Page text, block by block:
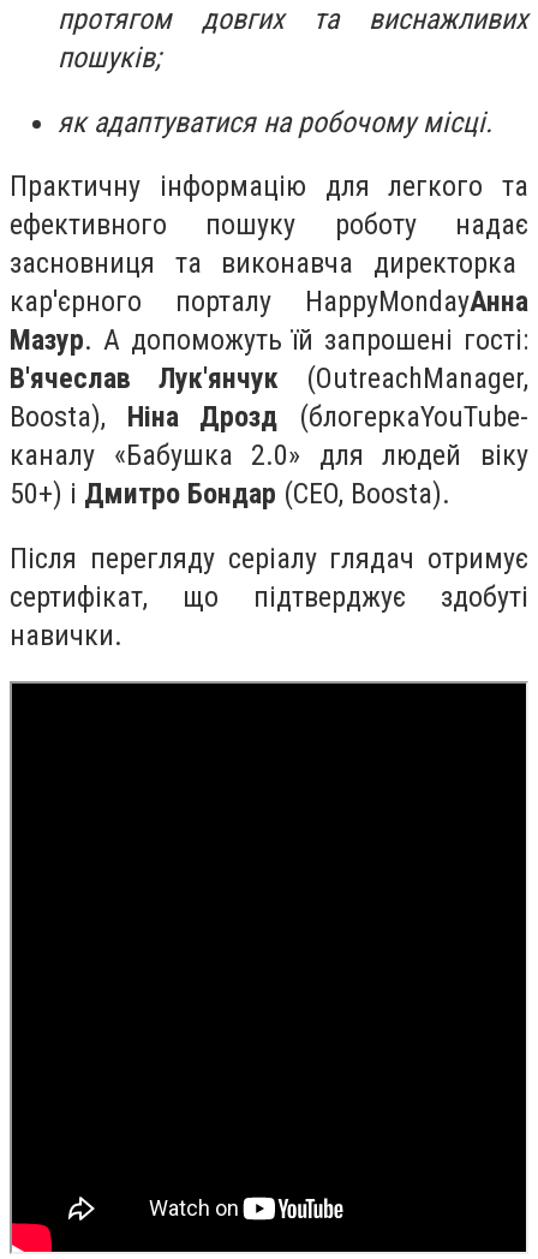
протягом довгих та виснажливих
пошуків;
як адаптуватися на робочому місці.
Практичну інформацію для легкого та
ефективного пошуку роботу надає
засновниця та виконавча директорка
кар'єрного порталу HappyMondayАнна
Мазур. А допоможуть їй запрошені гості:
В'ячеслав Лук'янчук (OutreachManager,
Boosta), Ніна Дрозд (блогеркаYouTube-
каналу «Бабушка 2.0» для людей віку
50+) і Дмитро Бондар (CEO, Boosta).
Після перегляду серіалу глядач отримує
сертифікат, що підтверджує здобуті
навички.